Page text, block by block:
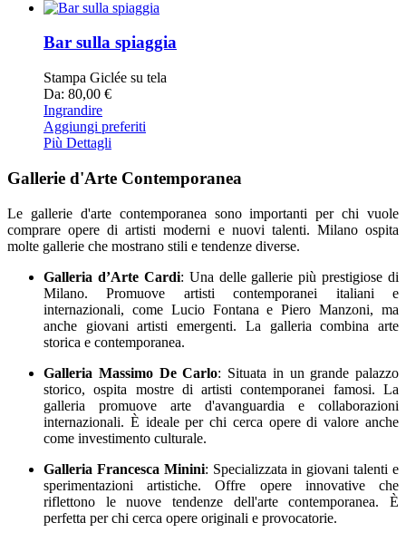
Bar sulla spiaggia
Stampa Giclée su tela
Da: 80,00 €
Ingrandire
Aggiungi preferiti
Più Dettagli
Gallerie d'Arte Contemporanea
Le gallerie d'arte contemporanea sono importanti per chi vuole
comprare opere di artisti moderni e nuovi talenti. Milano ospita
molte gallerie che mostrano stili e tendenze diverse.
Galleria d’Arte Cardi: Una delle gallerie più prestigiose di
Milano. Promuove artisti contemporanei italiani e
internazionali, come Lucio Fontana e Piero Manzoni, ma
anche giovani artisti emergenti. La galleria combina arte
storica e contemporanea.
Galleria Massimo De Carlo: Situata in un grande palazzo
storico, ospita mostre di artisti contemporanei famosi. La
galleria promuove arte d'avanguardia e collaborazioni
internazionali. È ideale per chi cerca opere di valore anche
come investimento culturale.
Galleria Francesca Minini: Specializzata in giovani talenti e
sperimentazioni artistiche. Offre opere innovative che
riflettono le nuove tendenze dell'arte contemporanea. È
perfetta per chi cerca opere originali e provocatorie.